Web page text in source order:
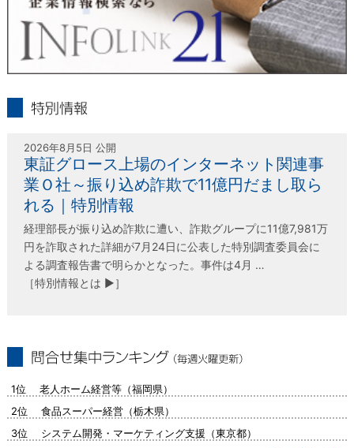
受付時間 平日9：00～17：00
2026年8月5日 公開
東証グロース上場のインターネット関連事
業Ｏ社～振り込め詐欺で11億円だまし取ら
れる｜特別情報
経理部長が振り込め詐欺に遭い、詐欺グループに11億7,981万
円を詐取された詳細が7月24日に公表した特別調査委員会に
よる調査報告書で明らかとなった。事件は4月 …
［特別情報とは ▶］
1位 老人ホーム経営等（福岡県）
2位 食品スーパー経営（栃木県）
3位 システム開発・マーケティング支援（東京都）